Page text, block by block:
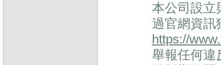
本公司設立
過官網資
https://
舉報任何違